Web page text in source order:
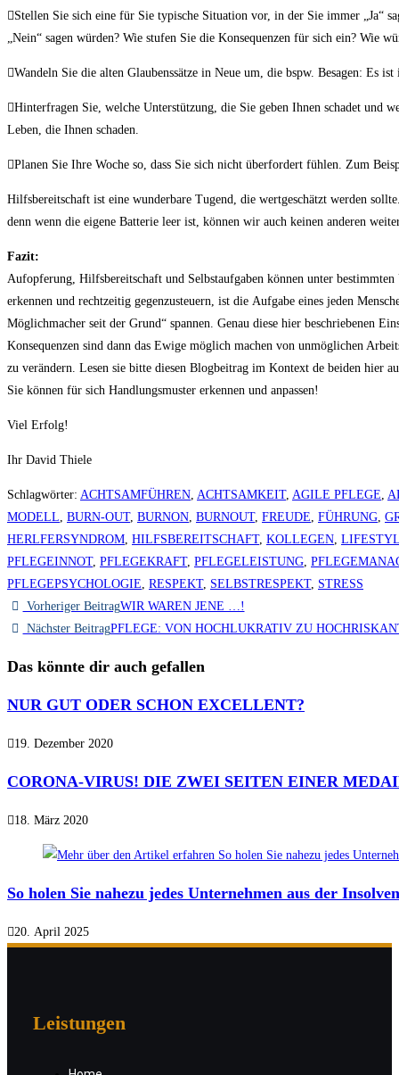
Stellen Sie sich eine für Sie typische Situation vor, in der Sie immer „Ja“
„Nein“ sagen würden? Wie stufen Sie die Konsequenzen für sich ein? Wie
Wandeln Sie die alten Glaubenssätze in Neue um, die bspw. Besagen: Es
Hinterfragen Sie, welche Unterstützung, die Sie geben Ihnen schadet und
Leben, die Ihnen schaden.
Planen Sie Ihre Woche so, dass Sie sich nicht überfordert fühlen. Zum
Hilfsbereitschaft ist eine wunderbare Tugend, die wertgeschätzt werden
denn wenn die eigene Batterie leer ist, können wir auch keinen anderen
Fazit:
Aufopferung, Hilfsbereitschaft und Selbstaufgaben können unter
erkennen und rechtzeitig gegenzusteuern, ist die Aufgabe eines jeden
Möglichmacher seit der Grund“ spannen. Genau diese hier beschriebenen
Konsequenzen sind dann das Ewige möglich machen von unmöglichen
zu verändern. Lesen sie bitte diesen Blogbeitrag im Kontext de beiden hier
Sie können für sich Handlungsmuster erkennen und anpassen!
Viel Erfolg!
Ihr David Thiele
Schlagwörter: ACHTSAMFÜHREN, ACHTSAMKEIT, AGILE PFLEGE,
MODELL, BURN-OUT, BURNON, BURNOUT, FREUDE, FÜHRUNG,
HERLFERSYNDROM, HILFSBEREITSCHAFT, KOLLEGEN,
PFLEGEINNOT, PFLEGEKRAFT, PFLEGELEISTUNG,
PFLEGEPSYCHOLOGIE, RESPEKT, SELBSTRESPEKT, STRESS
Vorheriger BeitragWIR WAREN JENE …!
Nächster BeitragPFLEGE: VON HOCHLUKRATIV ZU
Das könnte dir auch gefallen
NUR GUT ODER SCHON EXCELLENT?
19. Dezember 2020
CORONA-VIRUS! DIE ZWEI SEITEN EINER
18. März 2020
So holen Sie nahezu jedes Unternehmen aus der
20. April 2025
Leistungen